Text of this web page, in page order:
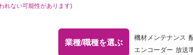
れない可能性があります)
業種/職種を選ぶ
機材メンテナンス
エンコーダー 放送